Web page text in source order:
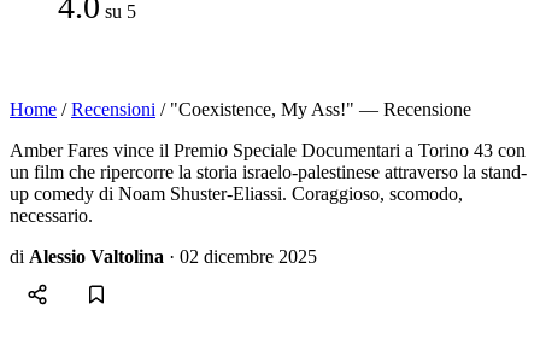
su 5
Home / Recensioni / "Coexistence, My Ass!" — Recensione
Amber Fares vince il Premio Speciale Documentari a Torino 43 con
un film che ripercorre la storia israelo-palestinese attraverso la stand-
up comedy di Noam Shuster-Eliassi. Coraggioso, scomodo,
necessario.
di Alessio Valtolina · 02 dicembre 2025